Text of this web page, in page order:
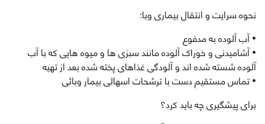
نحوه سرایت و انتقال بیماری وبا:
• آب آلوده به مدفوع
• آشامیدنی و خوراک آلوده مانند سبزی ها و میوه هایی که با آب
آلوده شسته شده اند و آلودگی غذاهای پخته شده بعد از تهيه
• تماس مستقیم دست با ترشحات اسهالی بیمار وبائی
برای پیشگیری چه باید کرد؟